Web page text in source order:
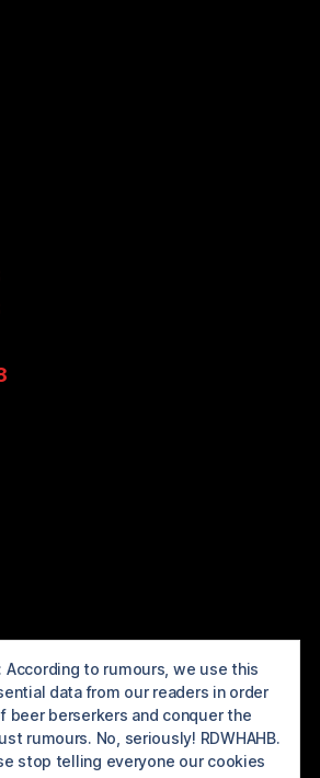
According to rumours, we use this
data from our readers in order
beer berserkers and conquer the
rumours. No, seriously! RDWHAHB.
stop telling everyone our cookies